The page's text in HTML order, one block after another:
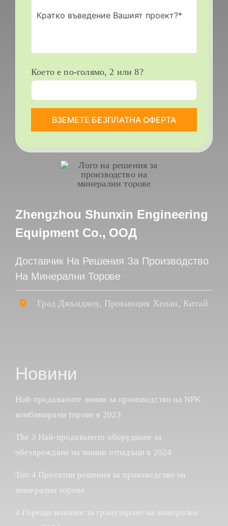
Което е по-голямо, 2 или 8?
Zhengzhou Shunxin Engineering
Equipment Co., ООД
Доставчик На Решения За Производство
На Минерални Торове
Град Джънджоу, Провинция Хенан, Китай
Новини
Най-продаваните линии за производство на NPK
комбинирани торове в 2023
The 3 Най-продаваното оборудване за
обезвреждане на минни отпадъци в 2024
Топ 4 Проектни решения за производство на
минерални торове
4 Горещи машини за гранулиране на минерален